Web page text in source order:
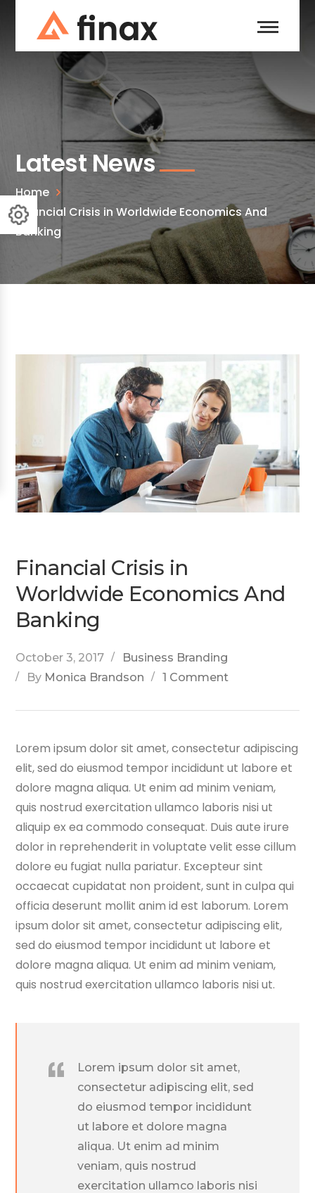
Latest News
Home
Financial Crisis in Worldwide Economics And
Banking
Financial Crisis in
Worldwide Economics And
Banking
October 3, 2017
Business Branding
By Monica Brandson 1 Comment
Lorem ipsum dolor sit amet, consectetur adipiscing
elit, sed do eiusmod tempor incididunt ut labore et
dolore magna aliqua. Ut enim ad minim veniam,
quis nostrud exercitation ullamco laboris nisi ut
aliquip ex ea commodo consequat. Duis aute irure
dolor in reprehenderit in voluptate velit esse cillum
dolore eu fugiat nulla pariatur. Excepteur sint
occaecat cupidatat non proident, sunt in culpa qui
officia deserunt mollit anim id est laborum. Lorem
ipsum dolor sit amet, consectetur adipiscing elit,
sed do eiusmod tempor incididunt ut labore et
dolore magna aliqua. Ut enim ad minim veniam,
quis nostrud exercitation ullamco laboris nisi ut.
Lorem ipsum dolor sit amet,
consectetur adipiscing elit, sed
do eiusmod tempor incididunt
ut labore et dolore magna
aliqua. Ut enim ad minim
veniam, quis nostrud
exercitation ullamco laboris nisi